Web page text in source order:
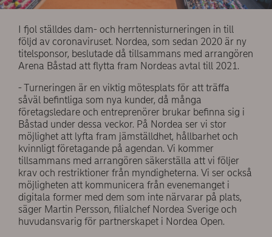
I fjol ställdes dam- och herrtennisturneringen in till
följd av coronaviruset. Nordea, som sedan 2020 är ny
titelsponsor, beslutade då tillsammans med arrangören
Arena Båstad att flytta fram Nordeas avtal till 2021.
- Turneringen är en viktig mötesplats för att träffa
såväl befintliga som nya kunder, då många
företagsledare och entreprenörer brukar befinna sig i
Båstad under dessa veckor. På Nordea ser vi stor
möjlighet att lyfta fram jämställdhet, hållbarhet och
kvinnligt företagande på agendan. Vi kommer
tillsammans med arrangören säkerställa att vi följer
krav och restriktioner från myndigheterna. Vi ser också
möjligheten att kommunicera från evenemanget i
digitala former med dem som inte närvarar på plats,
säger Martin Persson, filialchef Nordea Sverige och
huvudansvarig för partnerskapet i Nordea Open.